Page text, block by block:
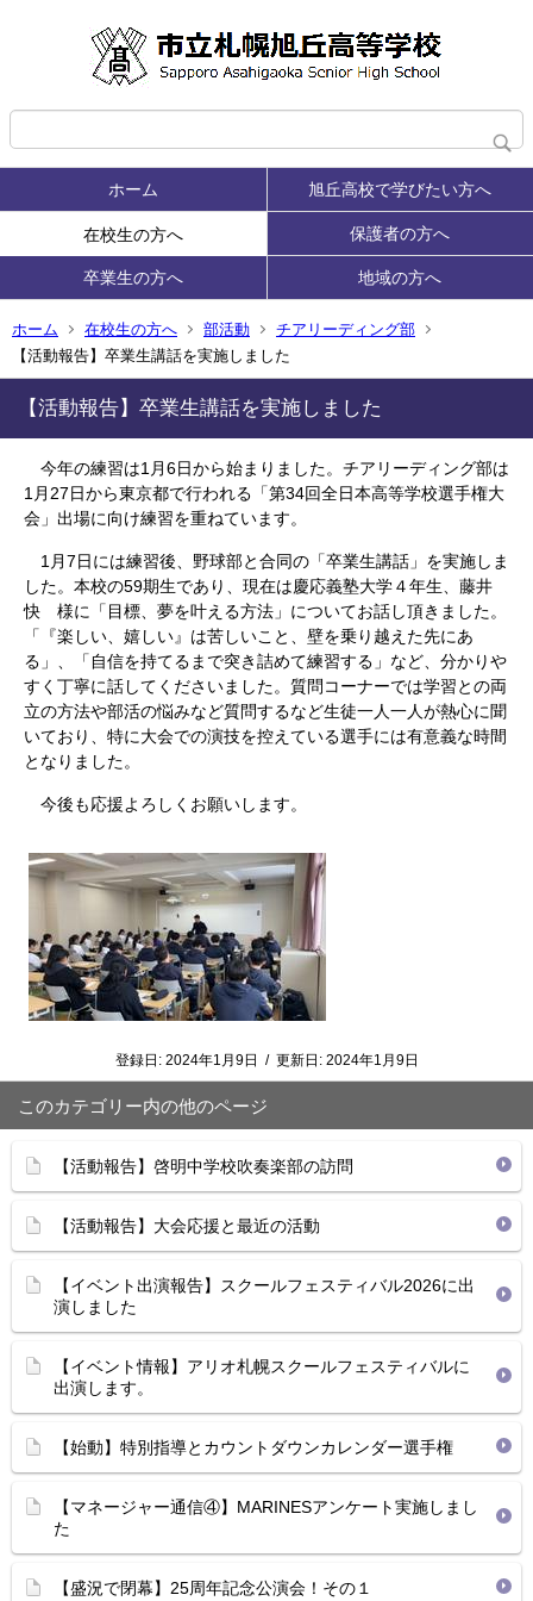
ホーム 旭丘高校で学びたい方へ
在校生の方へ 保護者の方へ
卒業生の方へ 地域の方へ
ホーム 在校生の方へ 部活動
チアリーディング部
【活動報告】卒業生講話を実施しました
【活動報告】卒業生講話を実施しました
今年の練習は1 月6日から始まりました。チアリーディング部は
1 月 27日から東京都で行われる「第34回全日本高等学校選手権大
会」出場に向け練習を重ねています。
1 月7日には練習後、野球部と合同の「卒業生講話」を実施しま
した。本校の59期生であり、現在は慶応義塾大学４年生、藤井
快 様に「目標、夢を叶える方法」についてお話し頂きました。
「『楽しい、嬉しい』は苦しいこと、壁を乗り越えた先にあ
る」、「自信を持てるまで突き詰めて練習する」など、分かりや
すく丁寧に話してくださいました。質問コーナーでは学習との両
立の方法や部活の悩みなど質問するなど生徒一人一人が熱心に聞
いており、特に大会での演技を控えている選手には有意義な時間
となりました。
今後も応援よろしくお願いします。
登録日: 2024年1月9日 / 更新日: 2024年1月9日
このカテゴリー内の他のページ
【活動報告】啓明中学校吹奏楽部の訪問
【活動報告】大会応援と最近の活動
【イベント出演報告】スクールフェスティバル2026に出
演しました
【イベント情報】アリオ札幌スクールフェスティバルに
出演します。
【始動】特別指導とカウントダウンカレンダー選手権
【マネージャー通信④】MARINESアンケート実施しまし
た
【盛況で閉幕】25周年記念公演会！その１